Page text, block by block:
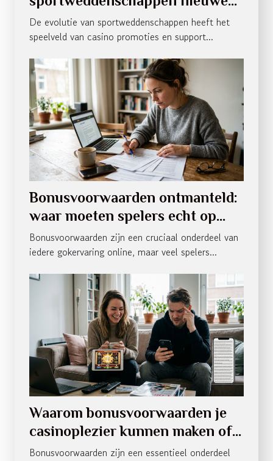
kansen voor casino promoties en
support?
De evolutie van sportweddenschappen heeft het
speelveld van casino promoties en support...
Bonusvoorwaarden ontmanteld:
waar moeten spelers echt op
letten?
Bonusvoorwaarden zijn een cruciaal onderdeel van
iedere gokervaring online, maar veel spelers...
Waarom bonusvoorwaarden je
casinoplezier kunnen maken of
breken
Bonusvoorwaarden zijn een essentieel onderdeel